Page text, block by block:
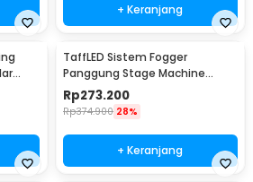
+ Keranjang
TaffLED Sistem Fogger
Panggung Stage Machine
Ejector with RGB LED - KY-
LED500
Rp273.200
Rp374.900 28%
+ Keranjang